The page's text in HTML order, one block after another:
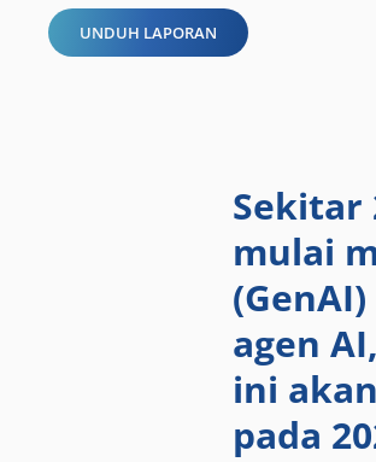
UNDUH LAPORAN
Sekitar
mulai
agen
ini
pada